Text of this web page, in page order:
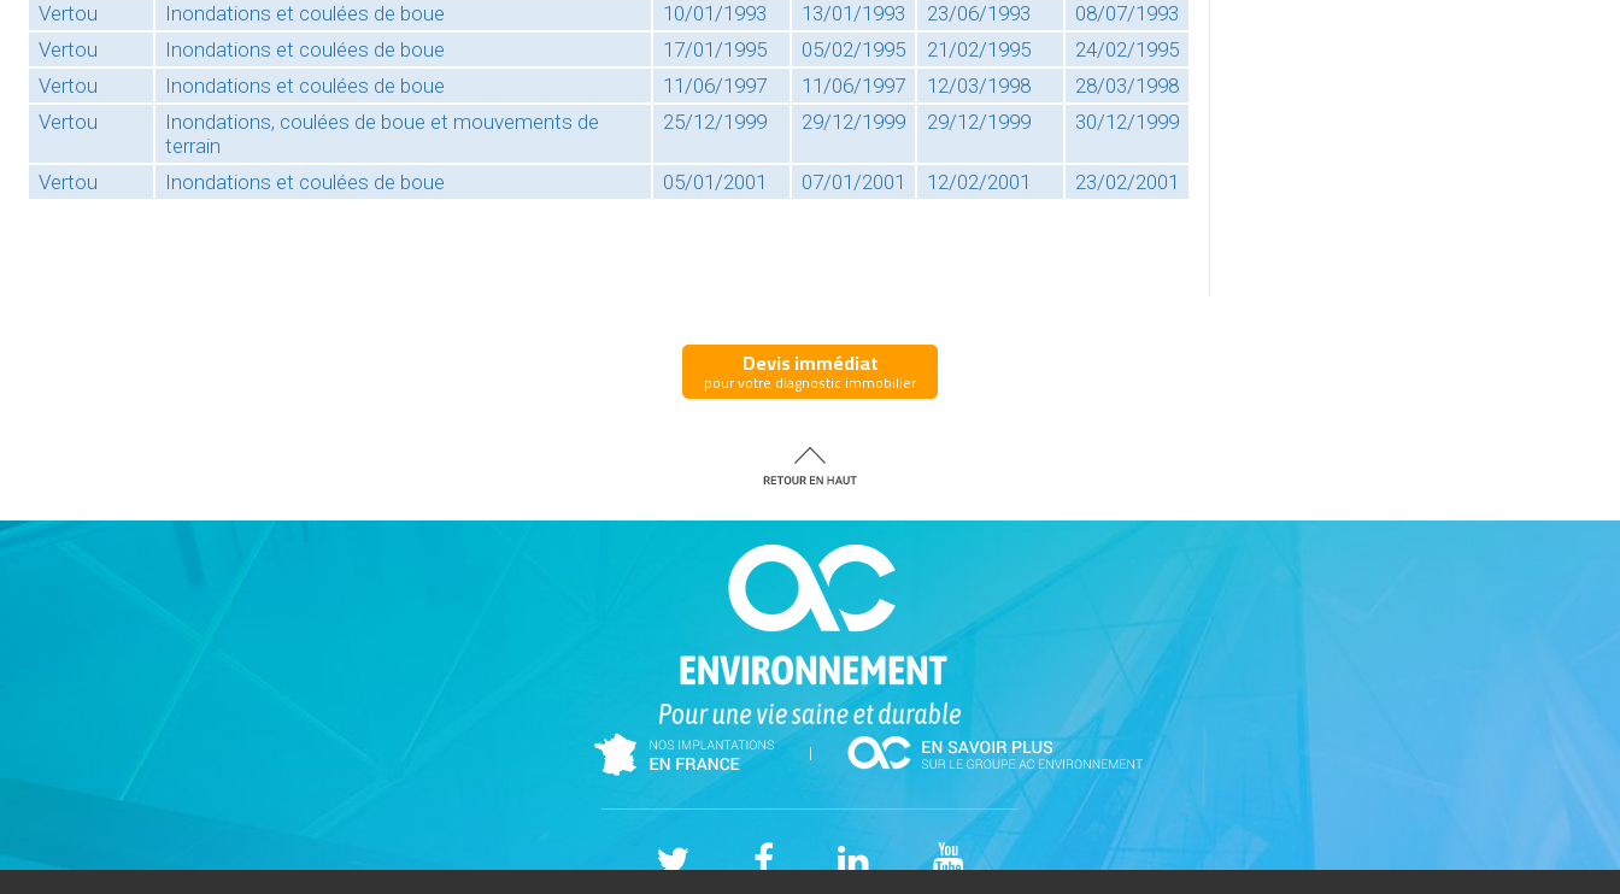
Vertou
Inondations et coulées de boue 10/01/1993 13/01/1993 23/06/1993
08/07/1993
Vertou
Inondations et coulées de boue 17/01/1995 05/02/1995 21/02/1995
24/02/1995
Vertou
Inondations et coulées de boue 11/06/1997 11/06/1997 12/03/1998
28/03/1998
Vertou
Inondations, coulées de boue et mouvements de
terrain
25/12/1999 29/12/1999 29/12/1999 30/12/1999
Vertou Inondations et coulées de boue 05/01/2001 07/01/2001 12/02/2001 23/02/2001
Devis immédiat
pour votre diagnostic immobilier
|